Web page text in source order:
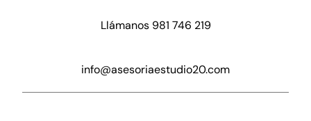
Llámanos 981 746 219
info@asesoriaestudio20.com